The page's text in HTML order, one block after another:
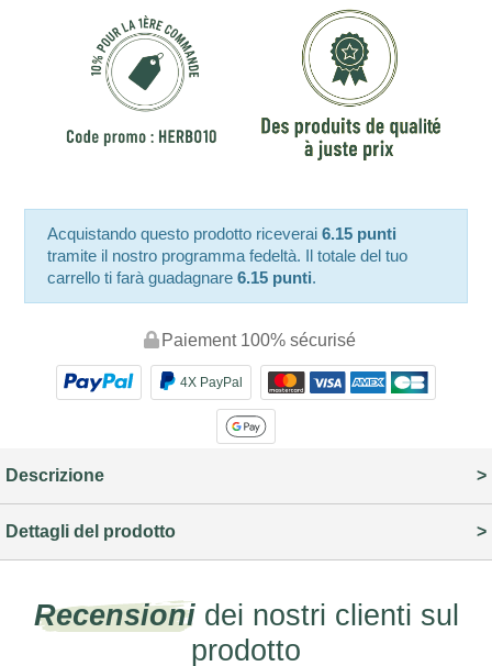
Acquistando questo prodotto riceverai6.15 punti
tramite il nostro programma fedeltà. Il totale del tuo
carrello ti farà guadagnare6.15 punti.
Paiement 100% sécurisé
4X PayPal
Descrizione
Dettagli del prodotto
Recensionidei nostri clienti sul
prodotto